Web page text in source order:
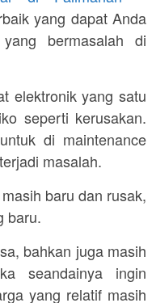
yang dapat Anda
bermasalah di
elektronik yang satu
seperti kerusakan.
di maintenance
masalah.
baru dan rusak,
baru.
bahkan juga masih
seandainya ingin
yang relatif masih